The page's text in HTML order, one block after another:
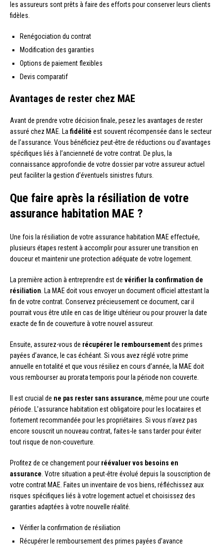
les assureurs sont prêts à faire des efforts pour conserver leurs clients
fidèles.
Renégociation du contrat
Modification des garanties
Options de paiement flexibles
Devis comparatif
Avantages de rester chez MAE
Avant de prendre votre décision finale, pesez les avantages de rester
assuré chez MAE. La fidélité est souvent récompensée dans le secteur
de l’assurance. Vous bénéficiez peut-être de réductions ou d’avantages
spécifiques liés à l’ancienneté de votre contrat. De plus, la
connaissance approfondie de votre dossier par votre assureur actuel
peut faciliter la gestion d’éventuels sinistres futurs.
Que faire après la résiliation de votre
assurance habitation MAE ?
Une fois la résiliation de votre assurance habitation MAE effectuée,
plusieurs étapes restent à accomplir pour assurer une transition en
douceur et maintenir une protection adéquate de votre logement.
La première action à entreprendre est de vérifier la confirmation de
résiliation . La MAE doit vous envoyer un document officiel attestant la
fin de votre contrat. Conservez précieusement ce document, car il
pourrait vous être utile en cas de litige ultérieur ou pour prouver la date
exacte de fin de couverture à votre nouvel assureur.
Ensuite, assurez-vous de récupérer le remboursementdes primes
payées d’avance, le cas échéant. Si vous avez réglé votre prime
annuelle en totalité et que vous résiliez en cours d’année, la MAE doit
vous rembourser au prorata temporis pour la période non couverte.
Il est crucial de ne pas rester sans assurance, même pour une courte
période. L’assurance habitation est obligatoire pour les locataires et
fortement recommandée pour les propriétaires. Si vous n’avez pas
encore souscrit un nouveau contrat, faites-le sans tarder pour éviter
tout risque de non-couverture.
Profitez de ce changement pour réévaluer vos besoins en
assurance . Votre situation a peut-être évolué depuis la souscription de
votre contrat MAE. Faites un inventaire de vos biens, réfléchissez aux
risques spécifiques liés à votre logement actuel et choisissez des
garanties adaptées à votre nouvelle réalité.
Vérifier la confirmation de résiliation
Récupérer le remboursement des primes payées d’avance